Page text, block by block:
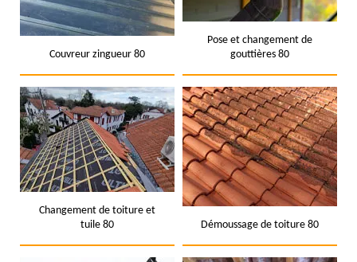
Couvreur zingueur 80
Pose et changement de
gouttières 80
Changement de toiture et
tuile 80
Démoussage de toiture 80